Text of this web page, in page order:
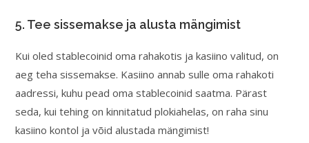
5. Tee sissemakse ja alusta mängimist
Kui oled stablecoinid oma rahakotis ja kasiino valitud, on
aeg teha sissemakse. Kasiino annab sulle oma rahakoti
aadressi, kuhu pead oma stablecoinid saatma. Pärast
seda, kui tehing on kinnitatud plokiahelas, on raha sinu
kasiino kontol ja võid alustada mängimist!